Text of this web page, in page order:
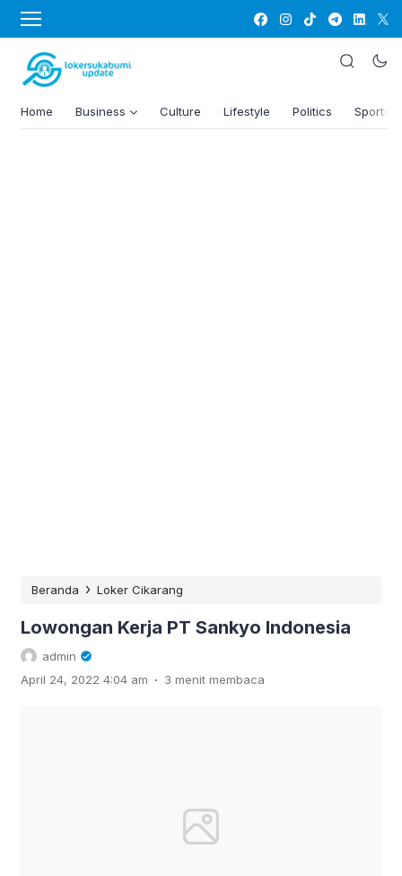
Home Business Culture Lifestyle Politics Sports
Beranda › Loker Cikarang
Lowongan Kerja PT Sankyo Indonesia
admin
April 24, 2022 4:04 am . 3 menit membaca